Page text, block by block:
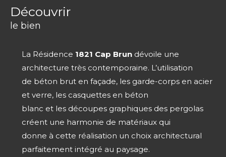
découvrir
le bien
La Résidence 1821 Cap Brun dévoile une
architecture très contemporaine. L’utilisation
de béton brut en façade, les garde-corps en acier
et verre, les casquettes en béton
blanc et les découpes graphiques des pergolas
créent une harmonie de matériaux qui
donne à cette réalisation un choix architectural
parfaitement intégré au paysage.